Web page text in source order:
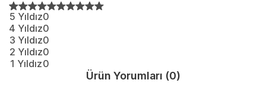
5 Yıldız0
4 Yıldız0
3 Yıldız0
2 Yıldız0
1 Yıldız0
Ürün Yorumları (0)